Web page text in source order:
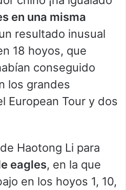
en una misma
resultado inusual
18 hoyos, que
conseguido
los grandes
European Tour y dos
Haotong Li para
eagles, en la que
en los hoyos 1, 10,